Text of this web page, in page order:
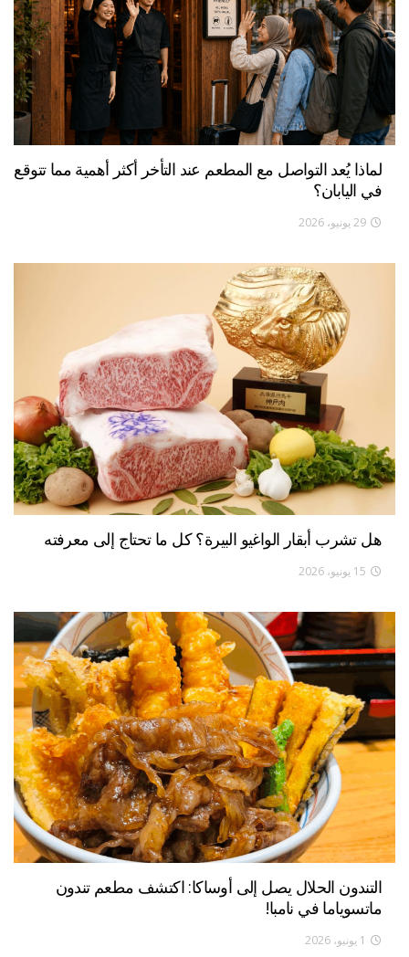
لماذا يُعد التواصل مع المطعم عند التأخر أكثر أهمية مما تتوقع
في اليابان؟
29 يونيو، 2026
هل تشرب أبقار الواغيو البيرة؟ كل ما تحتاج إلى معرفته
15 يونيو، 2026
التندون الحلال يصل إلى أوساكا: اكتشف مطعم تندون
ماتسوياما في نامبا!
1 يونيو، 2026